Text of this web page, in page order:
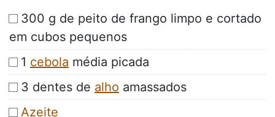
300 g de peito de frango limpo e cortado
em cubos pequenos
1 cebola média picada
3 dentes de alho amassados
Azeite